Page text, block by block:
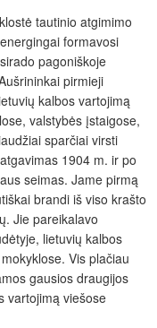
tautinio atgimimo
formavosi
pagoniškoje
pirmieji
kalbos vartojimą
valstybės įstaigose,
sparčiai virsti
1904 m. ir po
seimas. Jame pirmą
brandi iš viso krašto
Jie pareikalavo
lietuvių kalbos
Vis plačiau
gausios draugijos
vartojimą viešose